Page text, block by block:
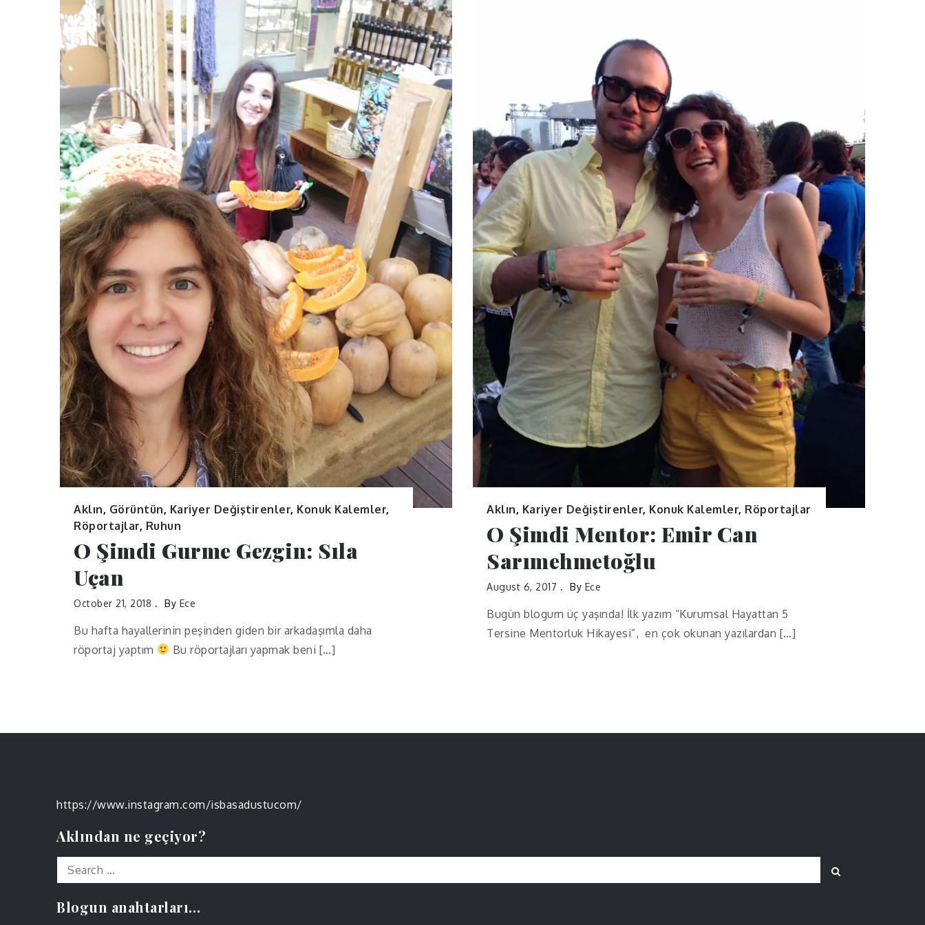
Aklın, Görüntün, Kariyer Değiştirenler, Konuk Kalemler,
Röportajlar, Ruhun
O Şimdi Gurme Gezgin: Sıla
Uçan
October 21, 2018 By Ece
Bu hafta hayallerinin peşinden giden bir arkadaşımla daha
röportaj yaptım
Bu röportajları yapmak beni […]
Aklın, Kariyer Değiştirenler, Konuk Kalemler, Röportajlar
O Şimdi Mentor: Emir Can
Sarımehmetoğlu
August 6, 2017 By Ece
Bugün blogum üç yaşında! İlk yazım “Kurumsal Hayattan 5
Tersine Mentorluk Hikayesi”, en çok okunan yazılardan […]
https://www.instagram.com/isbasadustucom/
Aklından ne geçiyor?
Search
for:
Blogun anahtarları…